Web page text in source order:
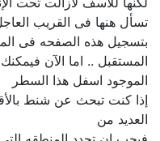
تسأل هنها فى القريب
بتسجيل هذه الصفحه فى
المستقبل .. اما الآن
الموجود اسفل هذا السطر
إذا كنت تبحث عن شنط
العديد من